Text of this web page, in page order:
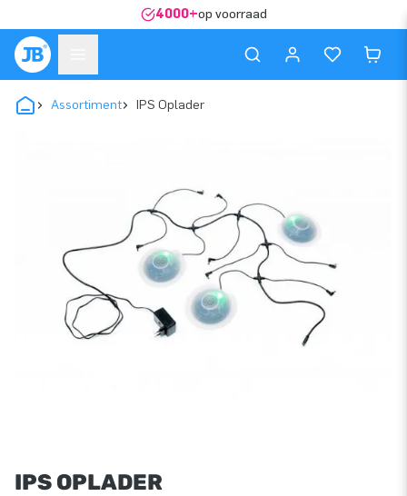
4000+op voorraad
Assortiment IPS Oplader
IPS OPLADER